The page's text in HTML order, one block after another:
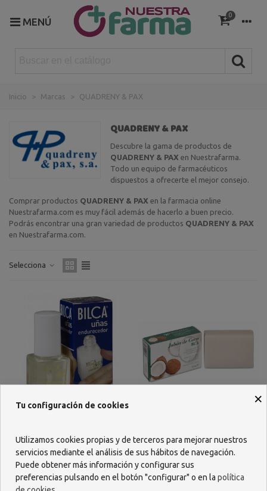
MENÚ
0
Inicio > Marcas > QUADRENY & PAX
QUADRENY & PAX
Descubre la gama de productos de
QUADRENY & PAX en Nuestrafarma.
Todo un equipo de farmacéuticos
dispuestos a ofrecerte el mejor consejo.
Comprar productos QUADRENY & PAX en la farmacia online
Nuestrafarma.com es muy fácil además de hacerlo a buen precio.
Podrás encontrar una gran variedad de productos QUADRENY & PAX
en Nuestrafarma.com.
Selecciona
12 ML
5,31 €
AÑADIR
4,53 €
AÑADIR
×
Tu configuración de cookies
Utilizamos cookies propias y de terceros para mejorar nuestros
servicios mediante el análisis de sus hábitos de navegación.
Puede obtener más información y configurar sus
preferencias pulsando en el botón "configurar" o en la política